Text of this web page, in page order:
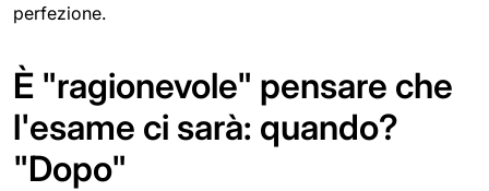
perfezione.
È "ragionevole" pensare che
l'esame ci sarà: quando?
"Dopo"